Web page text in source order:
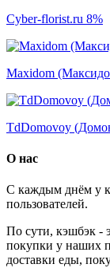
Cyber-florist.ru 8%
Maxidom
TdDomovoy
О нас
С каждым днём у
пользователей.
По сути, кэшбэк -
покупки у наших
доставки еды,